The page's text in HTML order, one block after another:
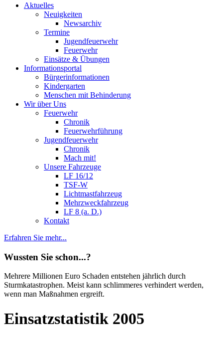
Aktuelles
Neuigkeiten
Newsarchiv
Termine
Jugendfeuerwehr
Feuerwehr
Einsätze & Übungen
Informationsportal
Bürgerinformationen
Kindergarten
Menschen mit Behinderung
Wir über Uns
Feuerwehr
Chronik
Feuerwehrführung
Jugendfeuerwehr
Chronik
Mach mit!
Unsere Fahrzeuge
LF 16/12
TSF-W
Lichtmastfahrzeug
Mehrzweckfahrzeug
LF 8 (a. D.)
Kontakt
Erfahren Sie mehr...
Wussten Sie schon...?
Mehrere Millionen Euro Schaden entstehen jährlich durch
Sturmkatastrophen. Meist kann schlimmeres verhindert werden,
wenn man Maßnahmen ergreift.
Einsatzstatistik 2005